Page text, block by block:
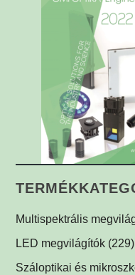
Multispektrális
Multispektrális dóm
Multispektrális
LED megvilágítók (229)
Gyűrűvilágítók
(1)
Száloptikai és